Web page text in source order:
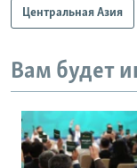
Центральная Азия
Вам будет